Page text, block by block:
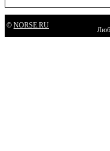
© NORSE.RU